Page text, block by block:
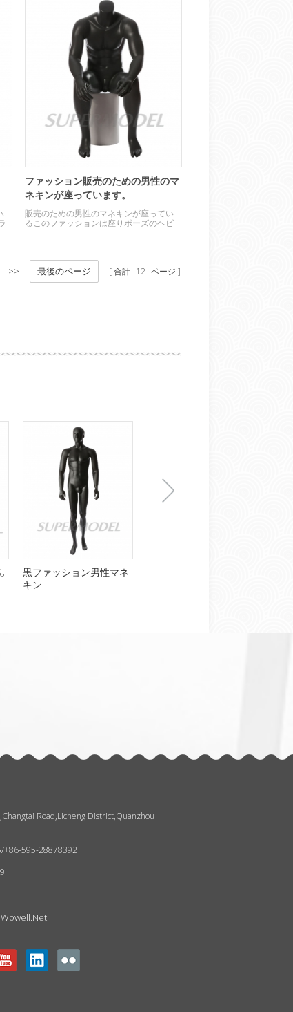
ファッション販売のための男性のマ
ネキンが座っています。
販売のための男性のマネキンが座ってい
るこのファッションは座りポーズのヘビ
ーデューティ グラスファイバー素材でで
>> 最後のページ 合計 12 ページ
黒ファッション男性マネ
キン
Road,Licheng District,Quanzhou
+86-595-28878392